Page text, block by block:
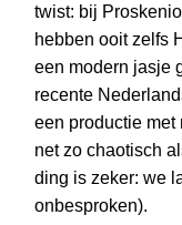
twist: bij
hebben ooit zelfs
een modern jasje
recente
een productie met
net zo chaotisch
ding is zeker: we
onbesproken).